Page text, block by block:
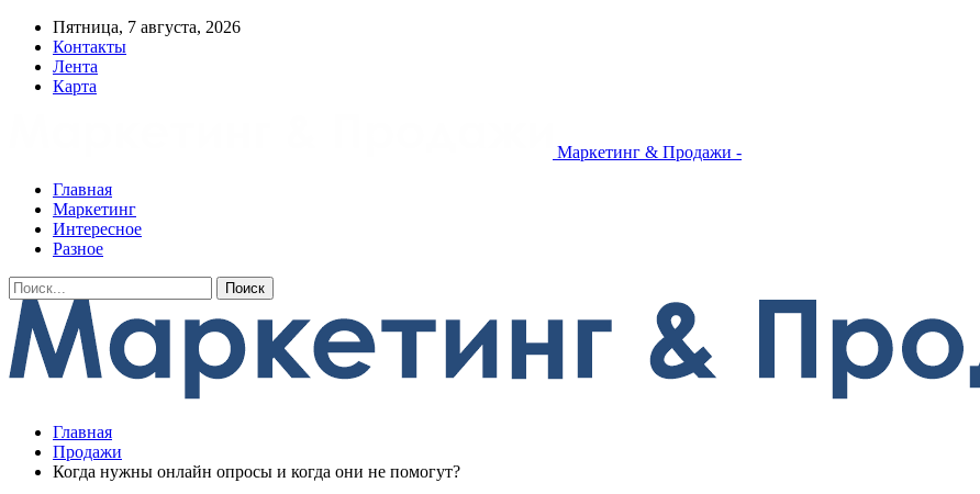
Пятница, 7 августа, 2026
Контакты
Лента
Карта
Маркетинг & Продажи -
Главная
Маркетинг
Интересное
Разное
Главная
Продажи
Когда нужны онлайн опросы и когда они не помогут?